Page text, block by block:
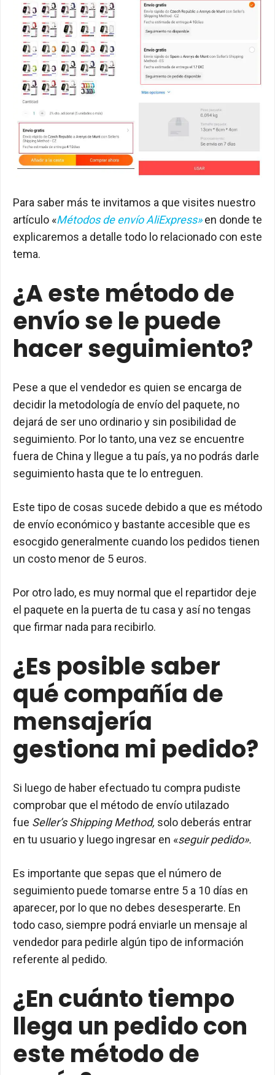
Para saber más te invitamos a que visites nuestro
artículo «Métodos de envío AliExpress» en donde te
explicaremos a detalle todo lo relacionado con este
tema.
¿A este método de
envío se le puede
hacer seguimiento?
Pese a que el vendedor es quien se encarga de
decidir la metodología de envío del paquete, no
dejará de ser uno ordinario y sin posibilidad de
seguimiento. Por lo tanto, una vez se encuentre
fuera de China y llegue a tu país, ya no podrás darle
seguimiento hasta que te lo entreguen.
Este tipo de cosas sucede debido a que es método
de envío económico y bastante accesible que es
esocgido generalmente cuando los pedidos tienen
un costo menor de 5 euros.
Por otro lado, es muy normal que el repartidor deje
el paquete en la puerta de tu casa y así no tengas
que firmar nada para recibirlo.
¿Es posible saber
qué compañía de
mensajería
gestiona mi pedido?
Si luego de haber efectuado tu compra pudiste
comprobar que el método de envío utilazado
fue Seller’s Shipping Method, solo deberás entrar
en tu usuario y luego ingresar en «seguir pedido».
Es importante que sepas que el número de
seguimiento puede tomarse entre 5 a 10 días en
aparecer, por lo que no debes desesperarte. En
todo caso, siempre podrá enviarle un mensaje al
vendedor para pedirle algún tipo de información
referente al pedido.
¿En cuánto tiempo
llega un pedido con
este método de